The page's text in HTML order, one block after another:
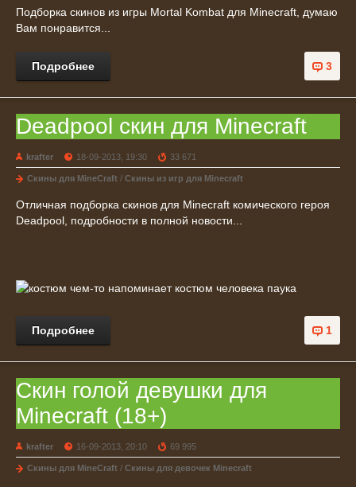
Подборка скинов из игры Mortal Kombat для Minecraft, думаю
Вам понравится...
3
Подробнее
Deadpool скин для Minecraft
krafter 18-09-2013, 19:30 33 671
Скины для MineCraft / Скины из игр для Minecraft
Отличная подборка скинов для Minecraft комического героя
Deadpool, подробности в полной новости...
1
Подробнее
Скин голой девушки для
Minecraft (18+)
krafter 16-09-2013, 20:10 69 995
Скины для MineCraft / Скины для девочек Minecraft